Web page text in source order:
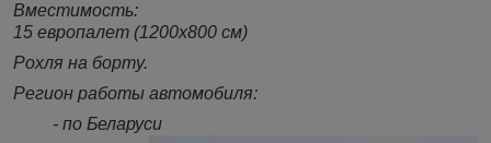
Вместимость:
15 европалет (1200х800 см)
Рохля на борту.
Регион работы автомобиля:
- по Беларуси